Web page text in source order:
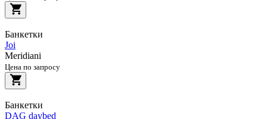
Банкетки
Joi
Meridiani
Цена по запросу
Банкетки
DAG daybed